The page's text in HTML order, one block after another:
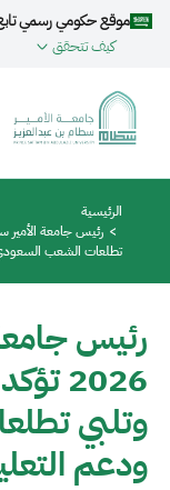
تجاوز إلى المحتوى الرئيسي
موقع حكومي رسمي تابع
كيف تتحقق
مسار التنقل
الرئيسية
تطلعات الشعب
رئيس
2026
وتلبي
ودعم